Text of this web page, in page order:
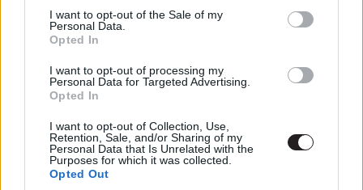
consent section.
I want to opt-out of the Sale of my
Personal Data.
Opted In
I want to opt-out of processing my
Personal Data for Targeted Advertising.
Opted In
I want to opt-out of Collection, Use,
Retention, Sale, and/or Sharing of my
Personal Data that Is Unrelated with the
Purposes for which it was collected.
Opted Out
HOBBS & SHAW SUMMER 2019 📸 @hhgarcia41
therock(@therock) által megosztott bejegyzés,
Ha valamire sok jegy fog elkelni, az biztosan a Dwayne
Vin Dieseléknek van okuk aggódni amiatt, hogy a
mellékszál talán sikeresebb lesz, mint a fősodor
. A Hobbs and Shaw 2019. augusztus 2-án jelenik